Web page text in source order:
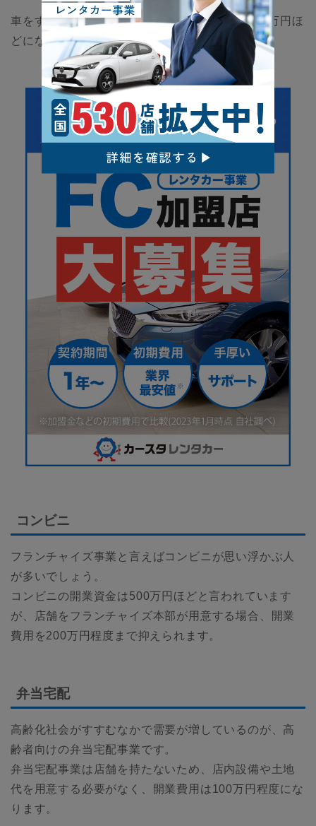
車をすでに所有している場合の開業費用は0～20万円ほ
どになります。
コンビニ
フランチャイズ事業と言えばコンビニが思い浮かぶ人
が多いでしょう。
コンビニの開業資金は500万円ほどと言われています
が、店舗をフランチャイズ本部が用意する場合、開業
費用を200万円程度まで抑えられます。
弁当宅配
高齢化社会がすすむなかで需要が増しているのが、高
齢者向けの弁当宅配事業です。
弁当宅配事業は店舗を持たないため、店内設備や土地
代を用意する必要がなく、開業費用は100万円程度にな
ります。